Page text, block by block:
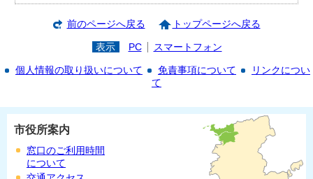
前のページへ戻る トップページへ戻る
表示 PC スマートフォン
個人情報の取り扱いについて 免責事項について
リンクについ
て
市役所案内
窓口のご利用時間
について